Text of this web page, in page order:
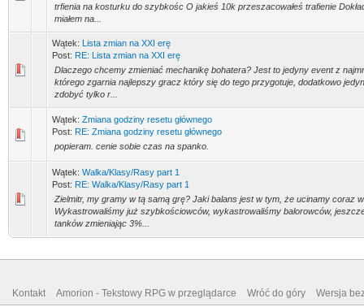
trfienia na kosturku do szybkośc O jakieś 10k przeszacowałeś trafienie
miałem na...
Wątek: Lista zmian na XXI erę
Post: RE: Lista zmian na XXI erę
Dlaczego chcemy zmieniać mechanikę bohatera? Jest to jedyny event z
którego zgarnia najlepszy gracz który się do tego przygotuje, dodatkowo
zdobyć tylko r...
Wątek: Zmiana godziny resetu głównego
Post: RE: Zmiana godziny resetu głównego
popieram. cenie sobie czas na spanko.
Wątek: Walka/Klasy/Rasy part 1
Post: RE: Walka/Klasy/Rasy part 1
Zielmitr, my gramy w tą samą grę? Jaki balans jest w tym, że ucinamy coraz
Wykastrowaliśmy już szybkościowców, wykastrowaliśmy balorowców,
tanków zmieniając 3%...
Kontakt Amorion - Tekstowy RPG w przeglądarce Wróć do góry Wersja